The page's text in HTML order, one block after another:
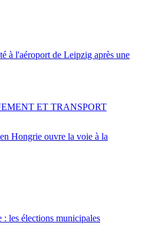
à l'aéroport de Leipzig après une
Hongrie ouvre la voie à la
ET TRANSPORT
: les élections municipales